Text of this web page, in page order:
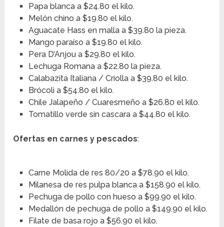
Papa blanca a $24.80 el kilo.
Melón chino a $19.80 el kilo.
Aguacate Hass en malla a $39.80 la pieza.
Mango paraíso a $19.80 el kilo.
Pera D’Anjou a $29.80 el kilo.
Lechuga Romana a $22.80 la pieza.
Calabazita Italiana / Criolla a $39.80 el kilo.
Brócoli a $54.80 el kilo.
Chile Jalapeño / Cuaresmeño a $26.80 el kilo.
Tomatillo verde sin cascara a $44.80 el kilo.
Ofertas en carnes y pescados:
Carne Molida de res 80/20 a $78.90 el kilo.
Milanesa de res pulpa blanca a $158.90 el kilo.
Pechuga de pollo con hueso a $99.90 el kilo.
Medallón de pechuga de pollo a $149.90 el kilo.
Filate de basa rojo a $56.90 el kilo.